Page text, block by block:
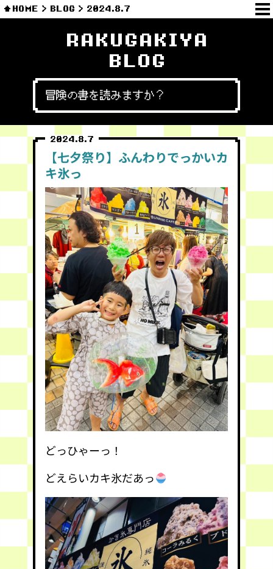
HOME BLOG 2024.8.7
RAKUGAKIYA
BLOG
冒険の書を読みますか？
2024.8.7
【七夕祭り】ふんわりでっかいカ
キ氷っ
どっひゃーっ！
どえらいカキ氷だあっ